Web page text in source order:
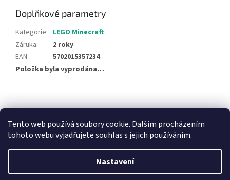
Tento web používá soubory cookie. Dalším procházením
tohoto webu vyjadřujete souhlas s jejich používáním.
Nastavení
Doplňkové parametry
Kategorie: LEGO Minecraft
Záruka:
2 roky
EAN:
5702015357234
Položka byla vyprodána…
á
Vytvořil Shoptet